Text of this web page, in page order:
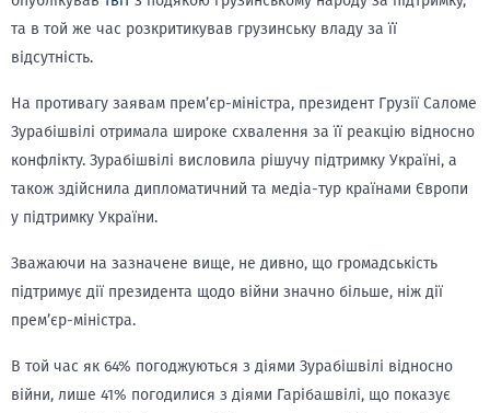
та в той же час розкритикував грузинську владу за її
відсутність.
На противагу заявам прем’єр-міністра, президент Грузії Саломе
Зурабішвілі отримала широке схвалення за її реакцію відносно
конфлікту. Зурабішвілі висловила рішучу підтримку Україні, а
також здійснила дипломатичний та медіа-тур країнами Європи
у підтримку України.
Зважаючи на зазначене вище, не дивно, що громадськість
підтримує дії президента щодо війни значно більше, ніж дії
прем’єр-міністра.
В той час як 64% погоджуються з діями Зурабішвілі відносно
війни, лише 41% погодилися з діями Гарібашвілі, що показує